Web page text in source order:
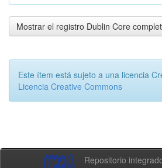
Mostrar el registro Dublin Core
Este ítem está sujeto a una licencia
Licencia Creative Commons
Repositorio